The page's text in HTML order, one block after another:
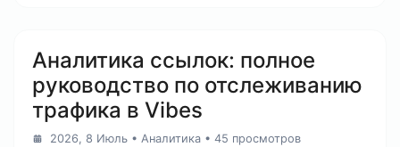
Аналитика ссылок: полное
руководство по отслеживанию
трафика в Vibes
2026, 8 Июль • Аналитика • 45 просмотров